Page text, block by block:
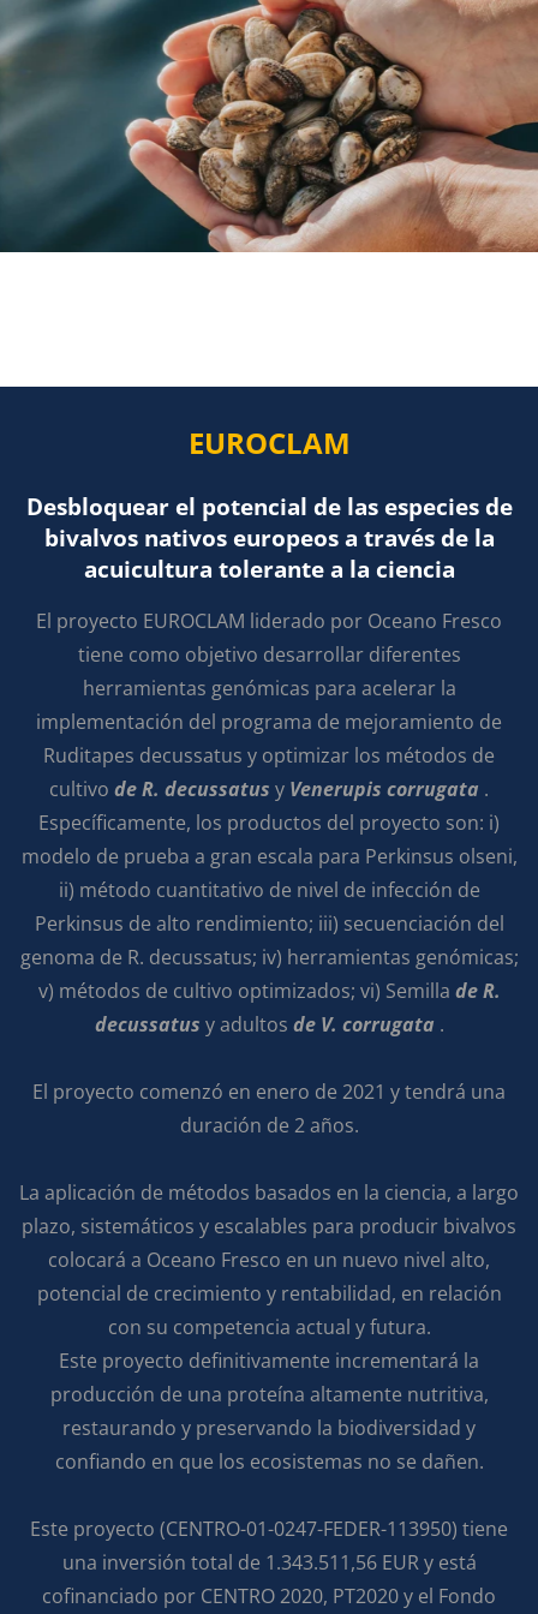
EUROCLAM
Desbloquear el potencial de las especies de
bivalvos nativos europeos a través de la
acuicultura tolerante a la ciencia
El proyecto EUROCLAM liderado por Oceano Fresco
tiene como objetivo desarrollar diferentes
herramientas genómicas para acelerar la
implementación del programa de mejoramiento de
Ruditapes decussatus y optimizar los métodos de
cultivo de R. decussatus y Venerupis corrugata .
Específicamente, los productos del proyecto son: i)
modelo de prueba a gran escala para Perkinsus olseni,
ii) método cuantitativo de nivel de infección de
Perkinsus de alto rendimiento; iii) secuenciación del
genoma de R. decussatus; iv) herramientas genómicas;
v) métodos de cultivo optimizados; vi) Semilla de R.
decussatus y adultos de V. corrugata .
El proyecto comenzó en enero de 2021 y tendrá una
duración de 2 años.
La aplicación de métodos basados ​​en la ciencia, a largo
plazo, sistemáticos y escalables para producir bivalvos
colocará a Oceano Fresco en un nuevo nivel alto,
potencial de crecimiento y rentabilidad, en relación
con su competencia actual y futura.
Este proyecto definitivamente incrementará la
producción de una proteína altamente nutritiva,
restaurando y preservando la biodiversidad y
confiando en que los ecosistemas no se dañen.
Este proyecto (CENTRO-01-0247-FEDER-113950) tiene
una inversión total de 1.343.511,56 EUR y está
cofinanciado por CENTRO 2020, PT2020 y el Fondo